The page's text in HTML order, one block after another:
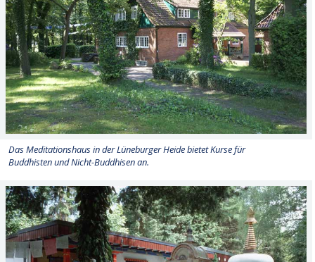
Das Meditationshaus in der Lüneburger Heide bietet Kurse für
Buddhisten und Nicht-Buddhisen an.